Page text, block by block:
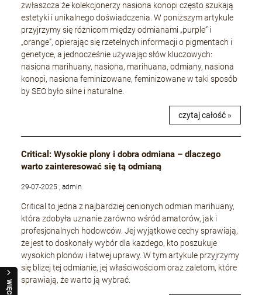
WIĘCEJ
zwłaszcza że kolekcjonerzy nasiona konopi często szukają
estetyki i unikalnego doświadczenia. W poniższym artykule
przyjrzymy się różnicom między odmianami „purple” i
„orange”, opierając się rzetelnych informacji o pigmentach i
genetyce, a jednocześnie używając słów kluczowych:
nasiona marihuany, nasiona, marihuana, odmiany, nasiona
konopi, nasiona feminizowane, feminizowane w taki sposób
by SEO było silne i naturalne.
czytaj całość »
Critical: Wysokie plony i dobra odmiana – dlaczego
warto zainteresować się tą odmianą
29-07-2025 , admin
Critical to jedna z najbardziej cenionych odmian marihuany,
która zdobyła uznanie zarówno wśród amatorów, jak i
profesjonalnych hodowców. Jej wyjątkowe cechy sprawiają,
że jest to doskonały wybór dla każdego, kto poszukuje
wysokich plonów i łatwej uprawy. W tym artykule przyjrzymy
się bliżej tej odmianie, jej właściwościom oraz zaletom, które
sprawiają, że warto ją wybrać.